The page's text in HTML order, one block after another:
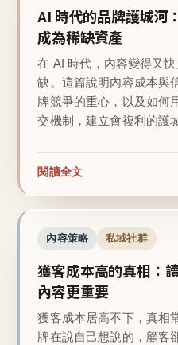
AI 時代的品牌護城河
成為稀缺資產
在 AI 時代，內容變得又
缺。這篇說明內容成本與
牌競爭的重心，以及如何
交機制，建立會複利的護
閱讀全文
內容策略 私域社群
獲客成本高的真相：
內容更重要
獲客成本居高不下，真相
牌在說自己想說的，顧客